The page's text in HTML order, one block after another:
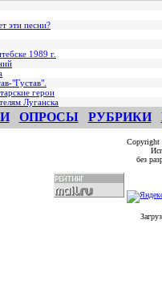
эти песни?
1989 г.
"Густав".
герои
Луганска
ОПРОСЫ РУБРИКИ
без